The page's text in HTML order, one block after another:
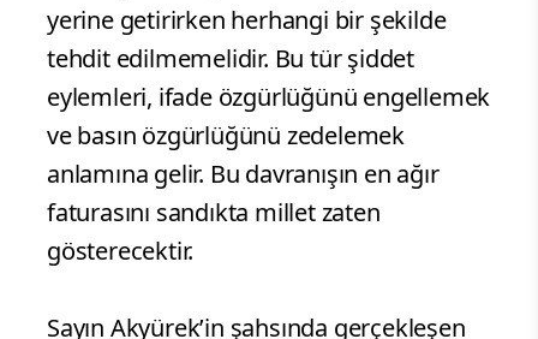
yerine getirirken herhangi bir şekilde
tehdit edilmemelidir. Bu tür şiddet
eylemleri, ifade özgürlüğünü engellemek
ve basın özgürlüğünü zedelemek
anlamına gelir. Bu davranışın en ağır
faturasını sandıkta millet zaten
gösterecektir.
Sayın Akyürek’in şahsında gerçekleşen